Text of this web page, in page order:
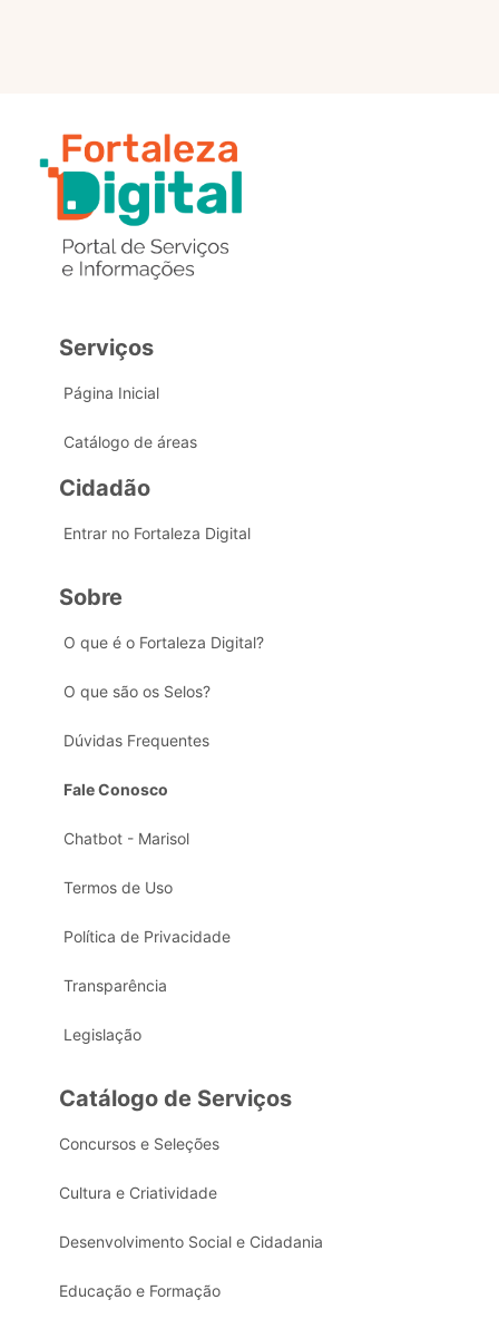
Serviços
Página Inicial
Catálogo de áreas
Cidadão
Entrar no Fortaleza Digital
Sobre
O que é o Fortaleza Digital?
O que são os Selos?
Dúvidas Frequentes
Fale Conosco
Chatbot - Marisol
Termos de Uso
Política de Privacidade
Transparência
Legislação
Catálogo de Serviços
Concursos e Seleções
Cultura e Criatividade
Desenvolvimento Social e Cidadania
Educação e Formação